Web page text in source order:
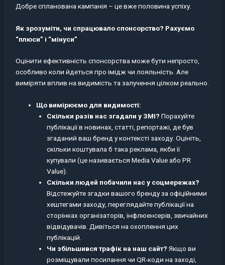
Добре спланована кампанія – це вже половина успіху.
Як зрозуміти, чи спрацювало спонсорство? Рахуємо
“плюси” і “мінуси”
Оцінити ефективність спонсорства може бути непросто,
особливо коли йдеться про імідж чи лояльність. Але
виміряти вплив на видимість та залучення цілком реально.
Що вимірюємо для видимості:
Скільки разів нас згадали у ЗМІ? Порахуйте
публікації в новинах, статті, репортажі, де був
згаданий ваш бренд у контексті заходу. Оцініть,
скільки коштувала б така реклама, якби її
купували (це називається Media Value або PR
Value).
Скільки людей побачили нас у соцмережах?
Відстежуйте згадки вашого бренду за офіційними
хештегами заходу, переглядайте публікації на
сторінках організаторів, інфлюенсерів, звичайних
відвідувачів. Дивіться на охоплення цих
публікацій.
Чи збільшився трафік на наш сайт? Якщо ви
розміщували посилання чи QR-коди на заході,